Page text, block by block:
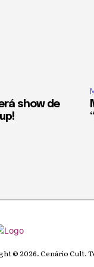
show de
© 2026. Cenário Cult.